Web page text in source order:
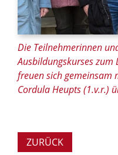
Die Teilnehmerinnen
Ausbildungskurses zum
freuen sich gemeinsam
Cordula Heupts (1.v.r.)
ZURÜCK